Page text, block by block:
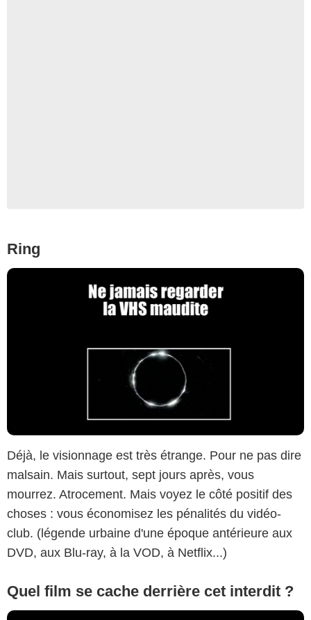
Ring
Déjà, le visionnage est très étrange. Pour ne pas dire
malsain. Mais surtout, sept jours après, vous
mourrez. Atrocement. Mais voyez le côté positif des
choses : vous économisez les pénalités du vidéo-
club. (légende urbaine d'une époque antérieure aux
DVD, aux Blu-ray, à la VOD, à Netflix...)
Quel film se cache derrière cet interdit ?